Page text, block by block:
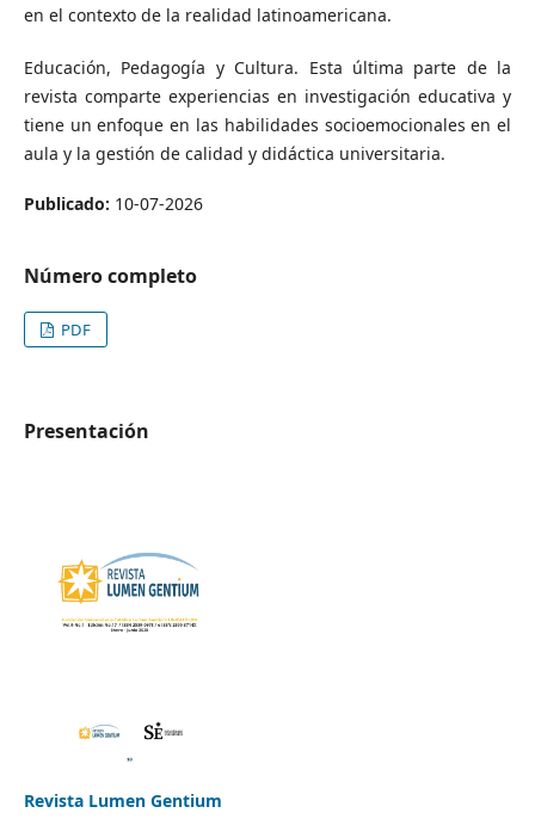
en el contexto de la realidad latinoamericana.
Educación, Pedagogía y Cultura. Esta última parte de la
revista comparte experiencias en investigación educativa y
tiene un enfoque en las habilidades socioemocionales en el
aula y la gestión de calidad y didáctica universitaria.
Publicado: 10-07-2026
Número completo
PDF
Presentación
Revista Lumen Gentium